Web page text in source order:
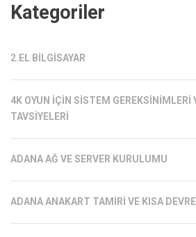
Kategoriler
2.EL BILGISAYAR
4K OYUN İÇIN SISTEM GEREKSINIMLERI
TAVSIYELERI
ADANA AĞ VE SERVER KURULUMU
ADANA ANAKART TAMIRI VE KISA